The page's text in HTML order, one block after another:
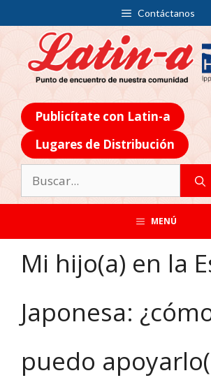
Contáctanos
Publicítate con Latin-a
Lugares de Distribución
MENÚ
Mi hijo(a) en la
Japonesa:
puedo